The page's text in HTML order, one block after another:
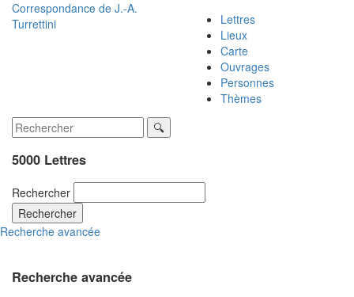
Correspondance de J.-A.
Turrettini
Lettres
Lieux
Carte
Ouvrages
Personnes
Thèmes
5000 Lettres
Rechercher
Rechercher
Recherche avancée
Recherche avancée